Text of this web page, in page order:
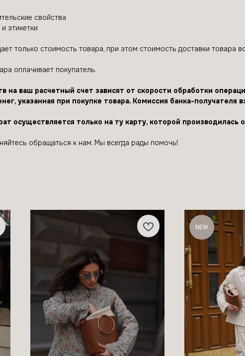
свойства
этикетки
только стоимость товара, при этом стоимость доставки товара
оплачивает покупатель.
на ваш расчетный счет зависят от скорости обработки
указанная при покупке товара. Комиссия банка-получателя
осуществляется только на ту карту, которой производилась
обращаться к нам. Мы всегда рады помочь!
NEW
покупателей Документация